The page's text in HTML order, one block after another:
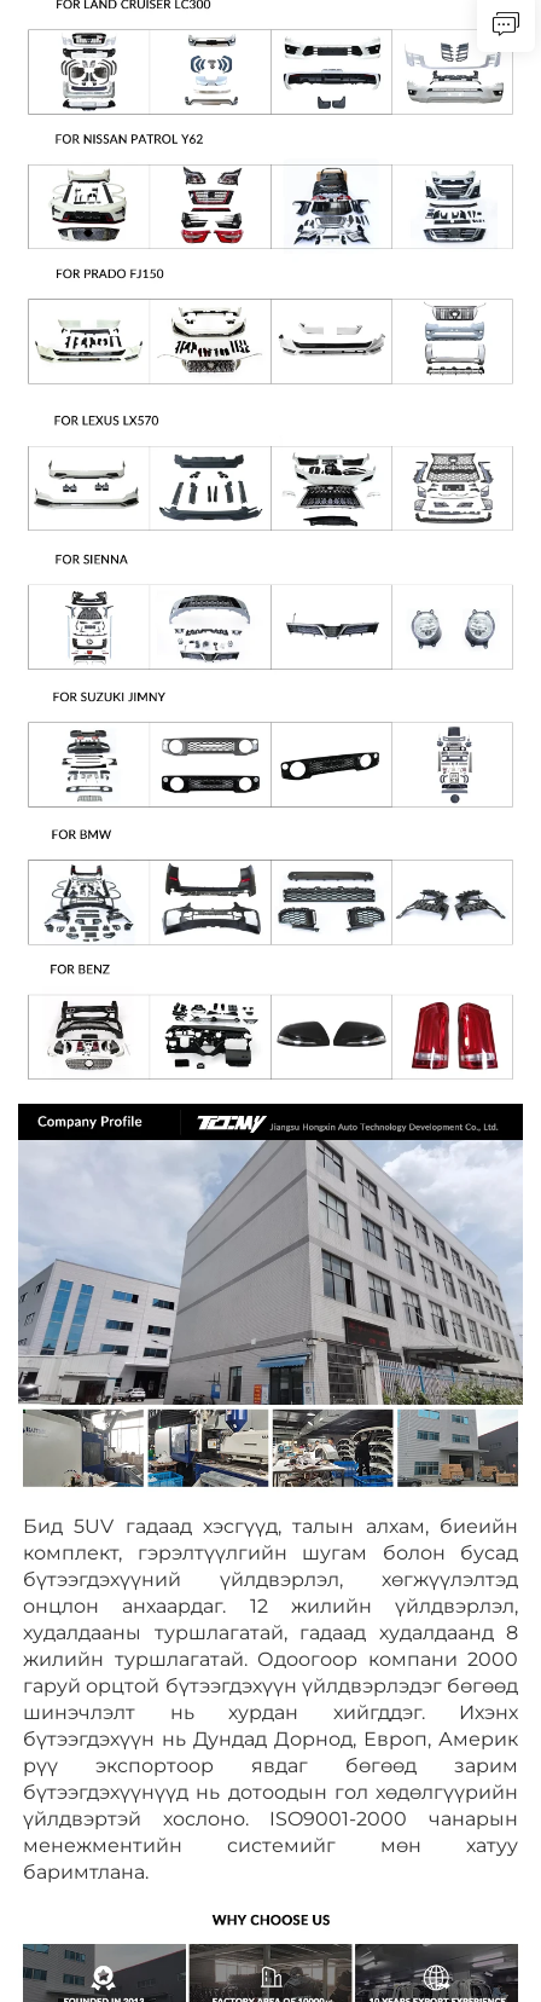
Бид 5UV гадаад хэсгүүд, талын алхам, биеийн
комплект, гэрэлтүүлгийн шугам болон бусад
бүтээгдэхүүний үйлдвэрлэл, хөгжүүлэлтэд
онцлон анхаардаг. 12 жилийн үйлдвэрлэл,
худалдааны туршлагатай, гадаад худалдаанд 8
жилийн туршлагатай. Одоогоор компани 2000
гаруй орцтой бүтээгдэхүүн үйлдвэрлэдэг бөгөөд
шинэчлэлт нь хурдан хийгддэг. Ихэнх
бүтээгдэхүүн нь Дундад Дорнод, Европ, Америк
рүү экспортоор явдаг бөгөөд зарим
бүтээгдэхүүнүүд нь дотоодын гол хөдөлгүүрийн
үйлдвэртэй хослоно. ISO9001-2000 чанарын
менежментийн системийг мөн хатуу
баримтлана.